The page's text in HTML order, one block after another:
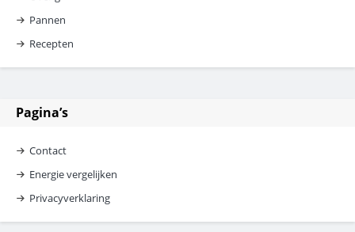
Pannen
Recepten
Pagina’s
Contact
Energie vergelijken
Privacyverklaring